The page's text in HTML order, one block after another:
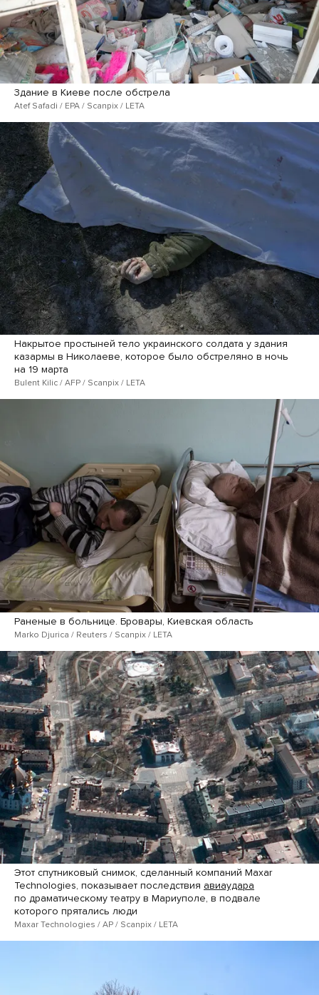
Здание в Киеве после обстрела
Atef Safadi / EPA / Scanpix / LETA
Накрытое простыней тело украинского солдата у здания
казармы в Николаеве, которое было обстреляно в ночь
на 19 марта
Bulent Kilic / AFP / Scanpix / LETA
Раненые в больнице. Бровары, Киевская область
Marko Djurica / Reuters / Scanpix / LETA
Этот спутниковый снимок, сделанный компаний Maxar
Technologies, показывает последствия авиаудара
по драматическому театру в Мариуполе, в подвале
которого прятались люди
Maxar Technologies / AP / Scanpix / LETA